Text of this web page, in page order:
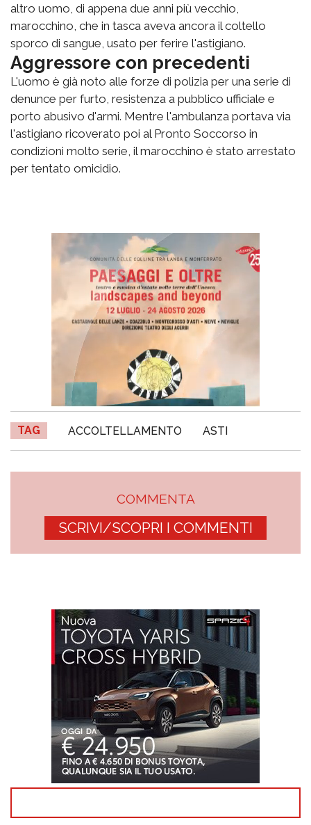
altro uomo, di appena due anni più vecchio,
marocchino, che in tasca aveva ancora il coltello
sporco di sangue, usato per ferire l'astigiano.
Aggressore con precedenti
L'uomo è già noto alle forze di polizia per una serie di
denunce per furto, resistenza a pubblico ufficiale e
porto abusivo d'armi. Mentre l'ambulanza portava via
l'astigiano ricoverato poi al Pronto Soccorso in
condizioni molto serie, il marocchino è stato arrestato
per tentato omicidio.
TAG ACCOLTELLAMENTO ASTI
COMMENTA
SCRIVI/SCOPRI I COMMENTI